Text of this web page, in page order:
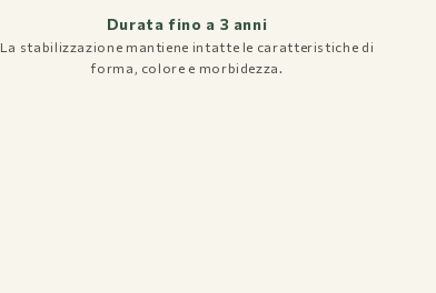
Durata fino a 3 anni
La stabilizzazione mantiene intatte le caratteristiche di
forma, colore e morbidezza.